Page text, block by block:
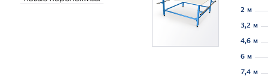
2 м
3,2 м
4,6 м
6 м
7,4 м